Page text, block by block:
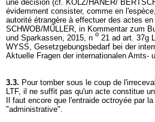
une décision (cf. KÖLZ/HÄNER/
évidemment consister, comme en
autorité étrangère à effectuer des actes
SCHWOB/MÜLLER, in Kommentar zum
und Sparkassen, 2015, n o 21 ad art. 37g
WYSS, Gesetzgebungsbedarf bei der
Aktuelle Fragen der internationalen Amts-
3.3. Pour tomber sous le coup de
LTF, il ne suffit pas qu'un acte constitue
Il faut encore que l'entraide octroyée par
"administrative".